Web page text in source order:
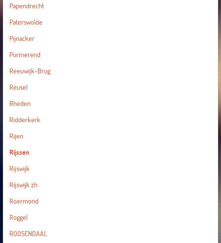
Papendrecht
Paterswolde
Pijnacker
Purmerend
Reeuwijk-Brug
Reusel
Rheden
Ridderkerk
Rijen
Rijssen
Rijswijk
Rijswijk zh
Roermond
Roggel
ROOSENDAAL